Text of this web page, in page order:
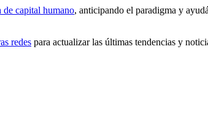
de capital humano, anticipando el paradigma y
redes para actualizar las últimas tendencias y